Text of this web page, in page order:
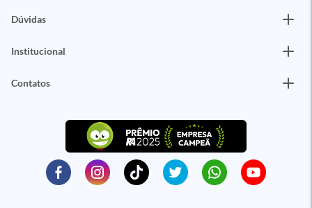
Dúvidas
Institucional
Contatos